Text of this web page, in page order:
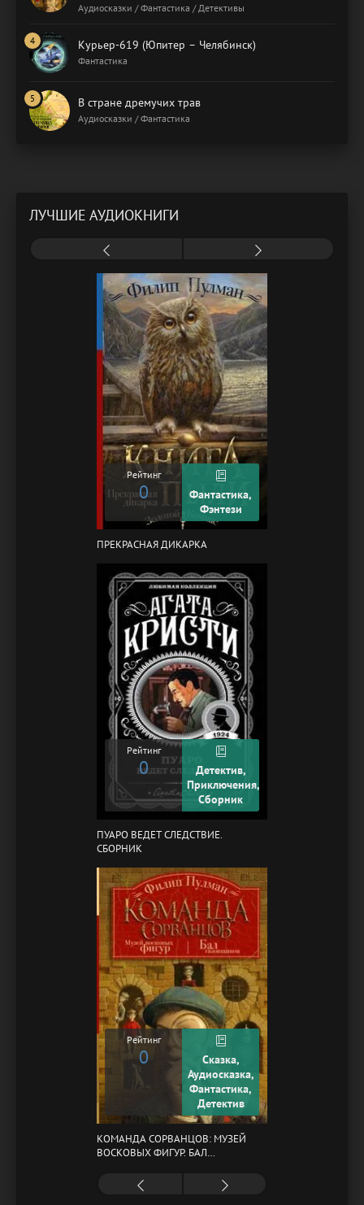
Аудиосказки / Фантастика / Детективы
Курьер-619 (Юпитер – Челябинск)
Фантастика
В стране дремучих трав
Аудиосказки / Фантастика
ЛУЧШИЕ АУДИОКНИГИ
Рейтинг
0
Фантастика,
Фэнтези
ПРЕКРАСНАЯ ДИКАРКА
Рейтинг
0
Детектив,
Приключения,
Сборник
ПУАРО ВЕДЕТ СЛЕДСТВИЕ.
СБОРНИК
Рейтинг
0
Сказка,
Аудиосказка,
Фантастика,
Детектив
КОМАНДА СОРВАНЦОВ: МУЗЕЙ
ВОСКОВЫХ ФИГУР. БАЛ